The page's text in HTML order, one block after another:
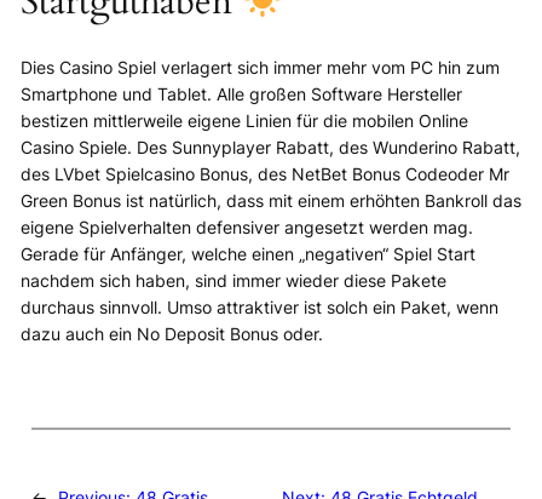
Dies Casino Spiel verlagert sich immer mehr vom PC hin zum
Smartphone und Tablet. Alle großen Software Hersteller
bestizen mittlerweile eigene Linien für die mobilen Online
Casino Spiele. Des Sunnyplayer Rabatt, des Wunderino Rabatt,
des LVbet Spielcasino Bonus, des NetBet Bonus Codeoder Mr
Green Bonus ist natürlich, dass mit einem erhöhten Bankroll das
eigene Spielverhalten defensiver angesetzt werden mag.
Gerade für Anfänger, welche einen „negativen“ Spiel Start
nachdem sich haben, sind immer wieder diese Pakete
durchaus sinnvoll. Umso attraktiver ist solch ein Paket, wenn
dazu auch ein No Deposit Bonus oder.